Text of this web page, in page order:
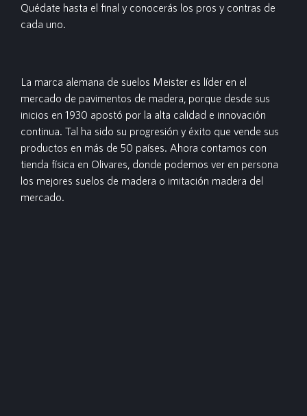
Quédate hasta el final y conocerás los pros y contras de
cada uno.
La marca alemana de suelos Meister es líder en el
mercado de pavimentos de madera, porque desde sus
inicios en 1930 apostó por la alta calidad e innovación
continua. Tal ha sido su progresión y éxito que vende sus
productos en más de 50 países. Ahora contamos con
tienda física en Olivares, donde podemos ver en persona
los mejores suelos de madera o imitación madera del
mercado.